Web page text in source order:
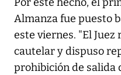
Por este hecho, el
Almanza fue puesto
este viernes. "El
cautelar y dispuso
prohibición de salida